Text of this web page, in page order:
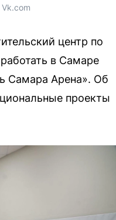
центр по
в Самаре
Самара Арена». Об
проекты